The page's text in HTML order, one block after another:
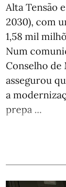
Alta Tensão
2030), com
1,58 mil
Num
Conselho
assegurou
a
prepa ...